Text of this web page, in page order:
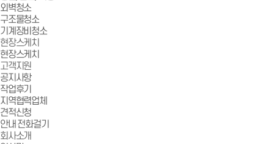
외벽청소
구조물청소
기계장비청소
현장스케치
현장스케치
고객지원
공지사항
작업후기
지역협력업체
견적신청
안내 전화걸기
회사소개